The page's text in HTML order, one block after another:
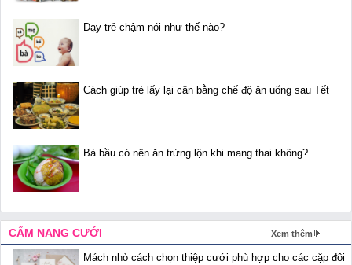
Dạy trẻ chậm nói như thế nào?
Cách giúp trẻ lấy lại cân bằng chế độ ăn uống sau Tết
Bà bầu có nên ăn trứng lộn khi mang thai không?
CẨM NANG CƯỚI Xem thêm
Mách nhỏ cách chọn thiệp cưới phù hợp cho các cặp đôi